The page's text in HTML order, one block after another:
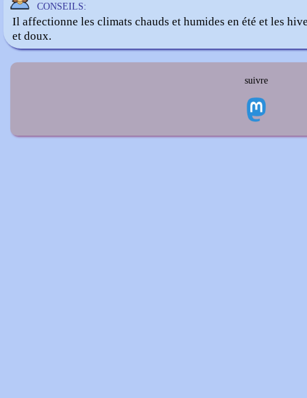
CONSEILS:
Il affectionne les climats chauds et humides en été et les
et doux.
suivre